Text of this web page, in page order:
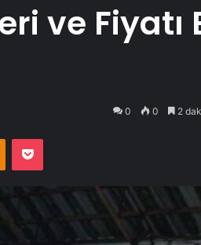
ve Fiyatı
0 0 2
Odnoklassniki
Pocket